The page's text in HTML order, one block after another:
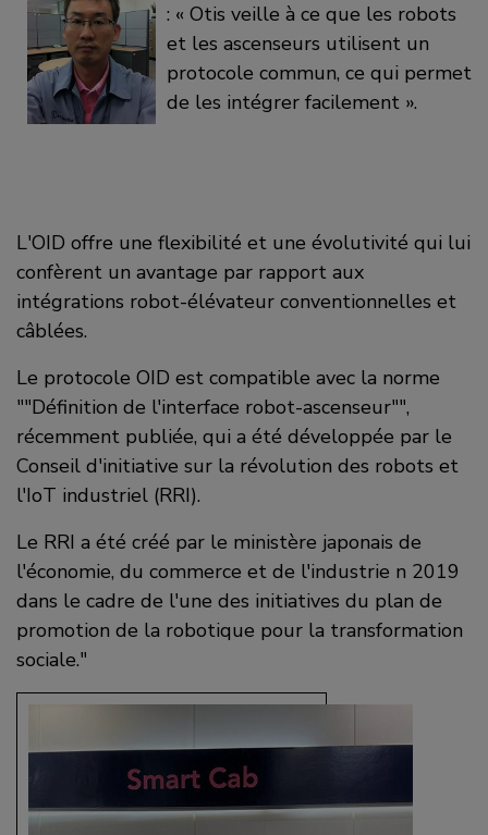
: « Otis veille à ce que les robots
et les ascenseurs utilisent un
protocole commun, ce qui permet
de les intégrer facilement ».
L'OID offre une flexibilité et une évolutivité qui lui
confèrent un avantage par rapport aux
intégrations robot-élévateur conventionnelles et
câblées.
Le protocole OID est compatible avec la norme
""Définition de l'interface robot-ascenseur"",
récemment publiée, qui a été développée par le
Conseil d'initiative sur la révolution des robots et
l'IoT industriel (RRI).
Le RRI a été créé par le ministère japonais de
l'économie, du commerce et de l'industrie n 2019
dans le cadre de l'une des initiatives du plan de
promotion de la robotique pour la transformation
sociale."